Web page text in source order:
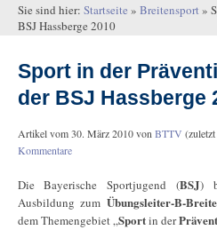
Sie sind hier: Startseite » Breitensport »
BSJ Hassberge 2010
Sport in der
der BSJ Hassberge
Artikel vom30. März 2010von BTTV
Kommentare
Die Bayerische Sportjugend (BSJ)
Ausbildung zumÜbungsleiter-B-
dem Themengebiet „Sportin der